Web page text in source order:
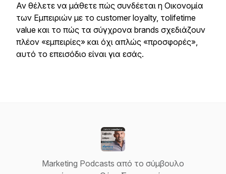
Αν θέλετε να μάθετε πώς συνδέεται η Οικονομία
των Εμπειριών με το customer loyalty, τοlifetime
value και το πώς τα σύγχρονα brands σχεδιάζουν
πλέον «εμπειρίες» και όχι απλώς «προσφορές»,
αυτό το επεισόδιο είναι για εσάς.
Marketing Podcasts από το σύμβουλο